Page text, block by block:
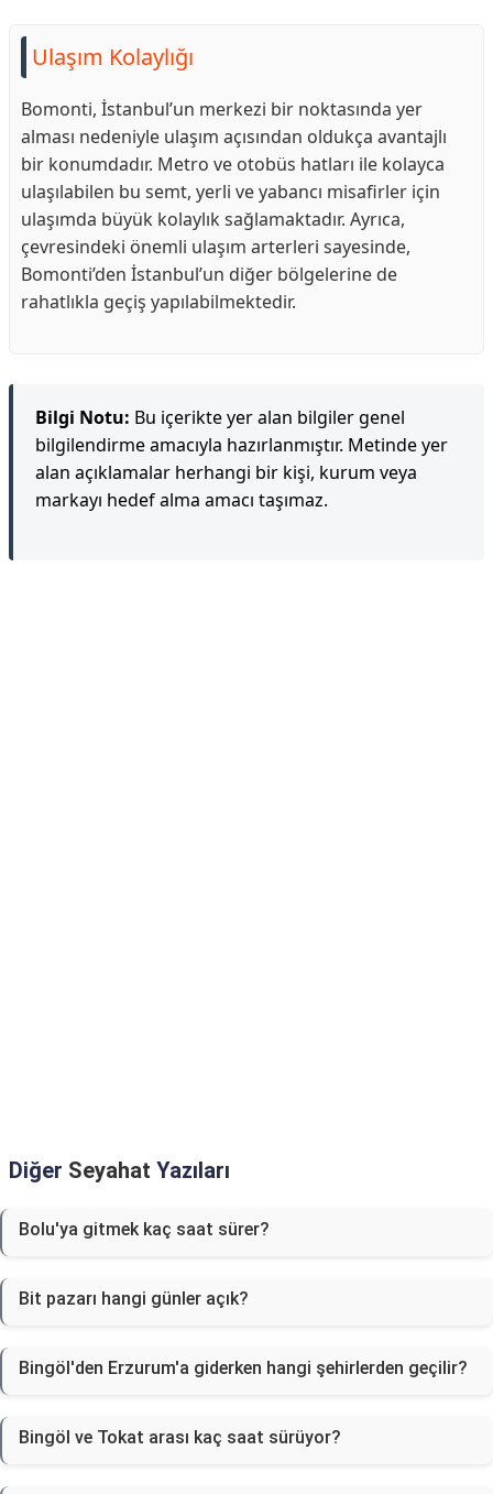
Ulaşım Kolaylığı
Bomonti, İstanbul’un merkezi bir noktasında yer
alması nedeniyle ulaşım açısından oldukça avantajlı
bir konumdadır. Metro ve otobüs hatları ile kolayca
ulaşılabilen bu semt, yerli ve yabancı misafirler için
ulaşımda büyük kolaylık sağlamaktadır. Ayrıca,
çevresindeki önemli ulaşım arterleri sayesinde,
Bomonti’den İstanbul’un diğer bölgelerine de
rahatlıkla geçiş yapılabilmektedir.
Bilgi Notu: Bu içerikte yer alan bilgiler genel
bilgilendirme amacıyla hazırlanmıştır. Metinde yer
alan açıklamalar herhangi bir kişi, kurum veya
markayı hedef alma amacı taşımaz.
Diğer Seyahat Yazıları
Bolu'ya gitmek kaç saat sürer?
Bit pazarı hangi günler açık?
Bingöl'den Erzurum'a giderken hangi şehirlerden geçilir?
Bingöl ve Tokat arası kaç saat sürüyor?